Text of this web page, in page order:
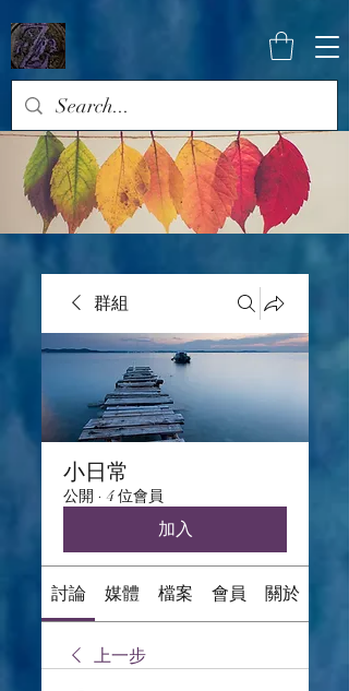
群組
小日常
公開 · 4 位會員
加入
討論 媒體 檔案 會員 關於
上一步